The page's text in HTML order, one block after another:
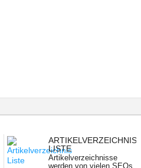
ARTIKELVERZEICHNIS
LISTE
Artikelverzeichnisse
werden von vielen SEOs